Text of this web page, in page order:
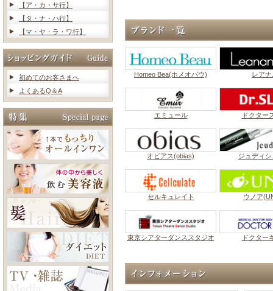
【ア・カ・サ行】
【タ・ナ・ハ行】
【マ・ヤ・ラ・ワ行】
初めてのお客さまへ
よくあるQ＆A
Homeo Bea(ホメオバウ) レアナ
エミュール ドクター
オビアス(obias) ジュディ
セルキュレイト ウノア
東京シアターダンススタジオ ドクター